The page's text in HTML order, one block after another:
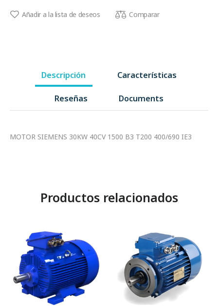
Añadir a la lista de deseos Comparar
Descripción Características
Reseñas Documents
MOTOR SIEMENS 30KW 40CV 1500 B3 T200 400/690 IE3
Productos relacionados